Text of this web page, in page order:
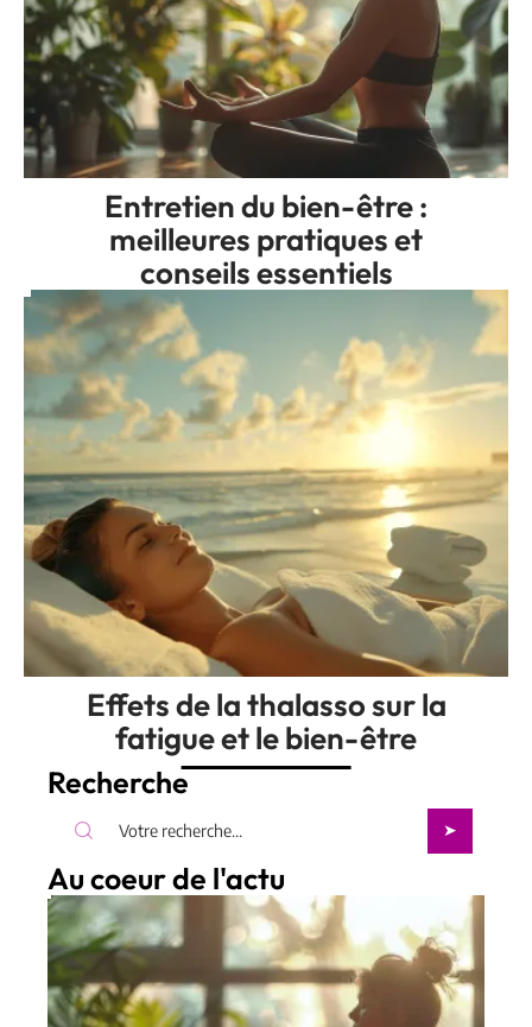
Entretien du bien-être :
meilleures pratiques et
conseils essentiels
Effets de la thalasso sur la
fatigue et le bien-être
Recherche
Au coeur de l'actu